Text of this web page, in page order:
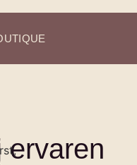
ervaren